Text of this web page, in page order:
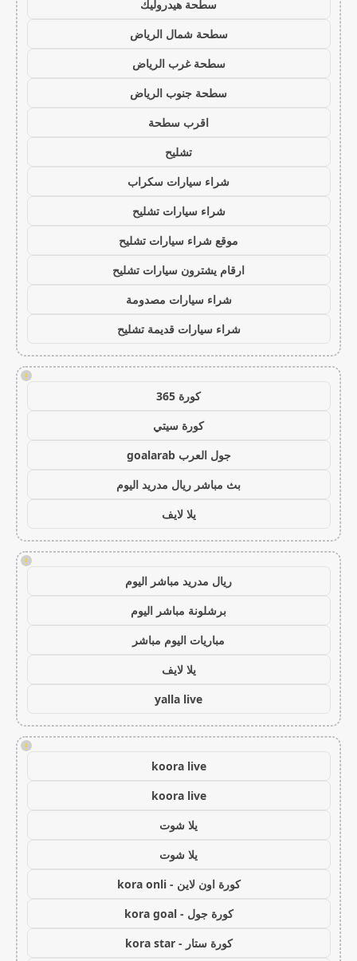
سطحة هيدروليك
سطحة شمال الرياض
سطحة غرب الرياض
سطحة جنوب الرياض
اقرب سطحة
تشليح
شراء سيارات سكراب
شراء سيارات تشليح
موقع شراء سيارات تشليح
ارقام يشترون سيارات تشليح
شراء سيارات مصدومة
شراء سيارات قديمة تشليح
!
كورة 365
كورة سيتي
جول العرب goalarab
بث مباشر ريال مدريد اليوم
يلا لايف
!
ريال مدريد مباشر اليوم
برشلونة مباشر اليوم
مباريات اليوم مباشر
يلا لايف
yalla live
!
koora live
koora live
يلا شوت
يلا شوت
كورة اون لاين - kora onli
كورة جول - kora goal
كورة ستار - kora star